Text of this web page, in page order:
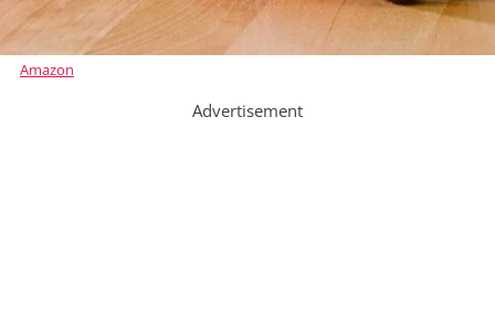
Amazon
Advertisement